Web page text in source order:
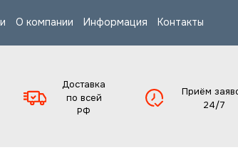
О компании Информация Контакты
Доставка
по всей
РФ
Приём
24/7